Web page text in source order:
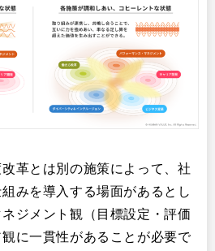
革とは別の施策によって、社
みを導入する場面があるとし
ジメント観（目標設定・評価
に一貫性があることが必要で